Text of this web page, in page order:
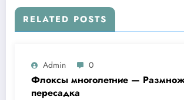
RELATED POSTS
Admin 0
Флоксы многолетние —
пересадка